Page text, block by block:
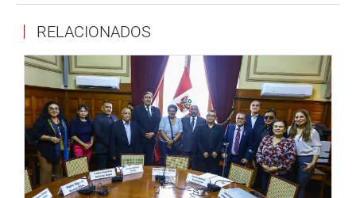
Y justamente durante su visita, al frente de una
delegación multipartidaria, a la zona del desastre
ecológico, Wong ratificó la urgencia que el Congreso
investigue -«hasta las últimas consecuencias y caiga
quien caiga»-el vertido de seis mil barriles de hidrocarburo
en el mar del Callao.
Es más, aseveró que la investigación parlamentaria será
un hecho en el próximo pleno congresal.
RELACIONADOS